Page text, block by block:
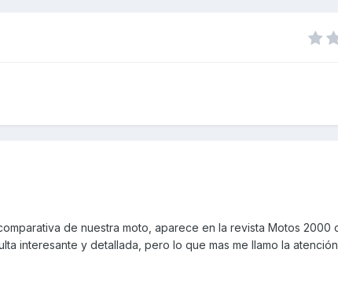
de nuestra moto, aparece en la revista Motos 2000
interesante y detallada, pero lo que mas me llamo la